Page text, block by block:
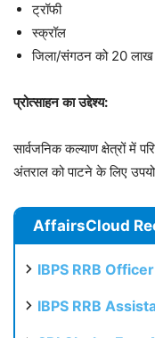
ट्रॉफी
स्क्रॉल
जिला/संगठन को 20 लाख
प्रोत्साहन का उद्देश्य:
सार्वजनिक कल्याण क्षेत्रों में
अंतराल को पाटने के लिए
AffairsCloud
IBPS RRB
IBPS RRB